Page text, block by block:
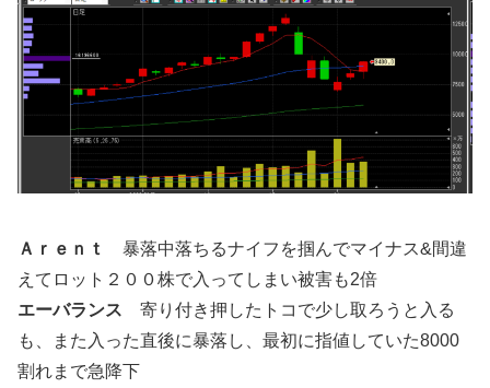
Ａｒｅｎｔ
暴落中落ちるナイフを掴んでマイナス&間違
えてロット２００株で入ってしまい被害も2倍
エーバランス 寄り付き押したトコで少し取ろうと入る
も、また入った直後に暴落し、最初に指値していた8000
割れまで急降下